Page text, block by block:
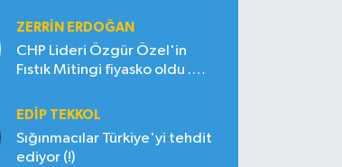
ZERRIN ERDOĞAN
CHP Lideri Özgür Özel'in
Fıstık Mitingi fiyasko oldu .
EDIP TEKKOL
Sığınmacılar Türkiye'yi tehdit
ediyor (!)